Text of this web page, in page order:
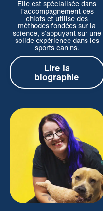
Elle est spécialisée dans
l’accompagnement des
chiots et utilise des
méthodes fondées sur la
science, s’appuyant sur une
solide expérience dans les
sports canins.
Lire la
biographie